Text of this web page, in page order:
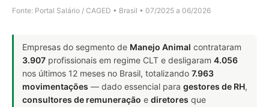
Fonte: Portal Salário / CAGED • Brasil • 07/2025 a 06/2026
Empresas do segmento de Manejo Animal contrataram
3.907 profissionais em regime CLT e desligaram 4.056
nos últimos 12 meses no Brasil, totalizando 7.963
movimentações — dado essencial para gestores de RH,
consultores de remuneração e diretores que